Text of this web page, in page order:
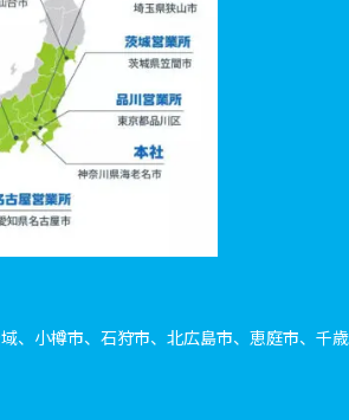
、小樽市、石狩市、北広島市、恵庭市、千歳